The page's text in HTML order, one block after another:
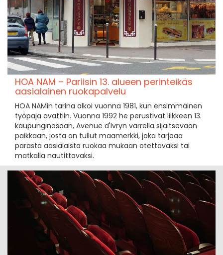
HOA NAM – Pariisin 13. alueen perinteikäs
aasialainen ruokapalvelu
HOA NAMin tarina alkoi vuonna 1981, kun ensimmäinen
työpaja avattiin. Vuonna 1992 he perustivat liikkeen 13.
kaupunginosaan, Avenue d'Ivryn varrella sijaitsevaan
paikkaan, josta on tullut maamerkki, joka tarjoaa
parasta aasialaista ruokaa mukaan otettavaksi tai
matkalla nautittavaksi.